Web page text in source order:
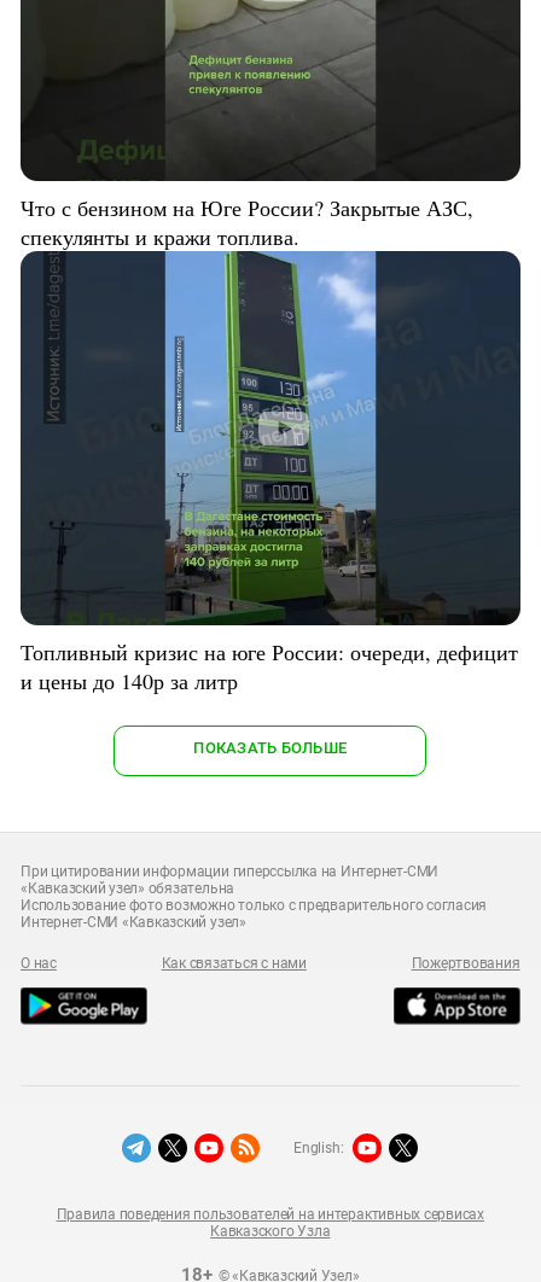
Что с бензином на Юге России? Закрытые АЗС,
спекулянты и кражи топлива.
Топливный кризис на юге России: очереди, дефицит
и цены до 140р за литр
ПОКАЗАТЬ БОЛЬШЕ
При цитировании информации гиперссылка на Интернет-СМИ
«Кавказский узел» обязательна
Использование фото возможно только с предварительного согласия
Интернет-СМИ «Кавказский узел»
О нас Как связаться с нами Пожертвования
18+© «Кавказский Узел»
Правила поведения пользователей на интерактивных сервисах
Кавказского Узла
English: